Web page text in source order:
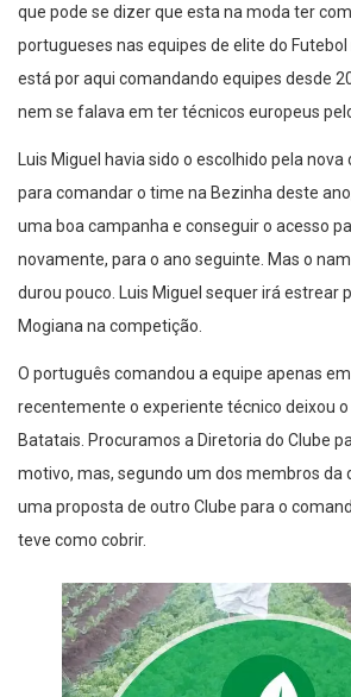
que pode se dizer que esta na moda ter
portugueses nas equipes de elite do Futebol
está por aqui comandando equipes desde
nem se falava em ter técnicos europeus
Luis Miguel havia sido o escolhido pela
para comandar o time na Bezinha deste
uma boa campanha e conseguir o acesso
novamente, para o ano seguinte. Mas o
durou pouco. Luis Miguel sequer irá estrear
Mogiana na competição.
O português comandou a equipe apenas
recentemente o experiente técnico deixou
Batatais. Procuramos a Diretoria do Clube
motivo, mas, segundo um dos membros da
uma proposta de outro Clube para o
teve como cobrir.